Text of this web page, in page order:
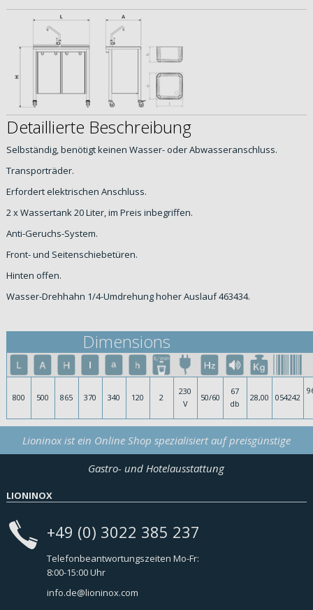
Detaillierte Beschreibung
Selbständig, benötigt keinen Wasser- oder Abwasseranschluss.
Transporträder.
Erfordert elektrischen Anschluss.
2 x Wassertank 20 Liter, im Preis inbegriffen.
Anti-Geruchs-System.
Front- und Seitenschiebetüren.
Hinten offen.
Wasser-Drehhahn 1/4-Umdrehung hoher Auslauf 463434.
Dimensions
800 500 865 370 340 120 2
230
V
50/60
67
db
28,00 054242
Lioninox ist ein Online Shop spezialisiert auf preisgünstige
Gastro- und Hotelausstattung
LIONINOX
+49 (0) 3022 385 237
Telefonbeantwortungszeiten Mo-Fr:
8:00-15:00 Uhr
info.de@lioninox.com